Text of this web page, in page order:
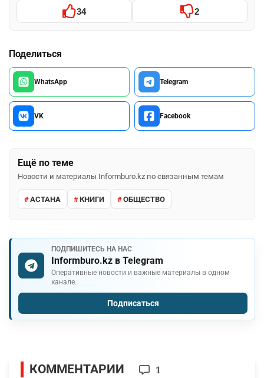
34 2
Поделиться
WhatsApp Telegram
VK Facebook
Ещё по теме
Новости и материалы Informburo.kz по связанным темам
АСТАНА КНИГИ ОБЩЕСТВО
ПОДПИШИТЕСЬ НА НАС
Informburo.kz в Telegram
Оперативные новости и важные материалы в одном
канале.
Подписаться
КОММЕНТАРИИ 1